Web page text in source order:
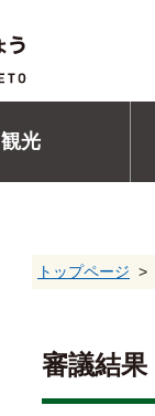
観光
トップページ
審議結果